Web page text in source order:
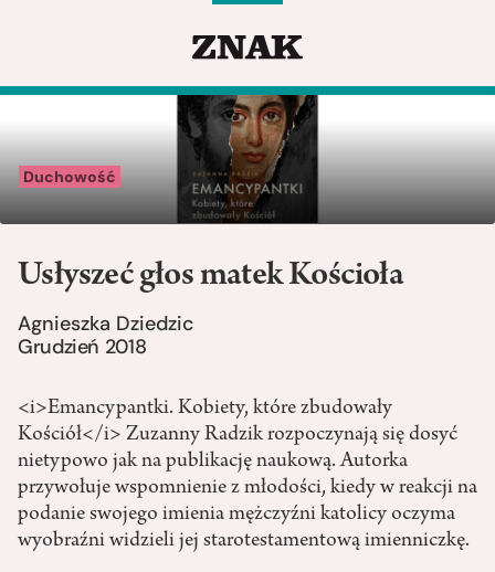
Duchowość
Usłyszeć głos matek Kościoła
Agnieszka Dziedzic
Grudzień 2018
<i>Emancypantki. Kobiety, które zbudowały
Kościół</i> Zuzanny Radzik rozpoczynają się dosyć
nietypowo jak na publikację naukową. Autorka
przywołuje wspomnienie z młodości, kiedy w reakcji na
podanie swojego imienia mężczyźni katolicy oczyma
wyobraźni widzieli jej starotestamentową imienniczkę.